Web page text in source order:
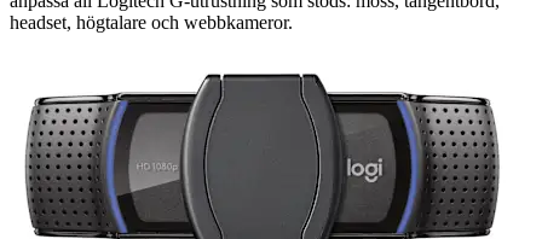
headset, högtalare och webbkameror.